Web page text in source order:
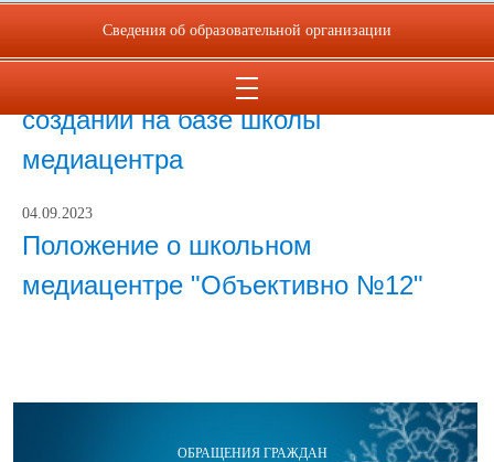
Приказ от 29.08.2023 г. №9 О
создании на базе школы
медиацентра
04.09.2023
Положение о школьном
медиацентре "Объективно №12"
ОБРАЩЕНИЯ ГРАЖДАН
Сведения об образовательной организации